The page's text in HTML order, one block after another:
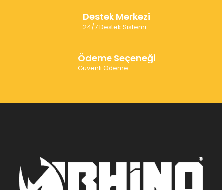
Destek Merkezi
24/7 Destek Sistemi
Ödeme Seçeneği
Güvenli Ödeme